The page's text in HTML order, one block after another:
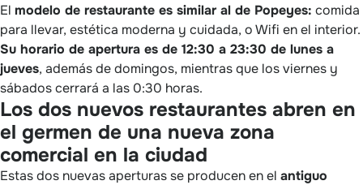
El modelo de restaurante es similar al de Popeyes: comida
para llevar, estética moderna y cuidada, o Wifi en el interior.
Su horario de apertura es de 12:30 a 23:30 de lunes a
jueves, además de domingos, mientras que los viernes y
sábados cerrará a las 0:30 horas.
Los dos nuevos restaurantes abren en
el germen de una nueva zona
comercial en la ciudad
Estas dos nuevas aperturas se producen en el antiguo